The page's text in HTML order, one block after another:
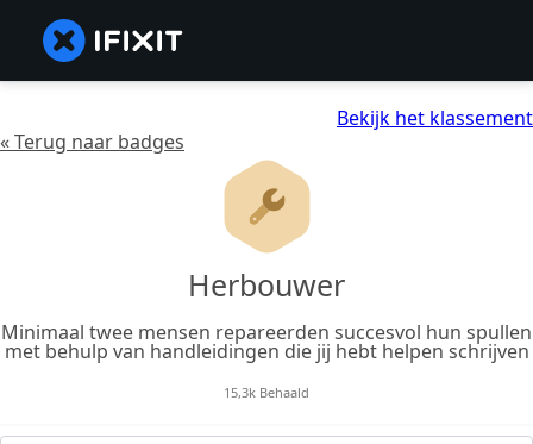
« Terug naar badges
Bekijk het klassement
Herbouwer
Minimaal twee mensen repareerden succesvol hun spullen
met behulp van handleidingen die jij hebt helpen schrijven
15,3k Behaald